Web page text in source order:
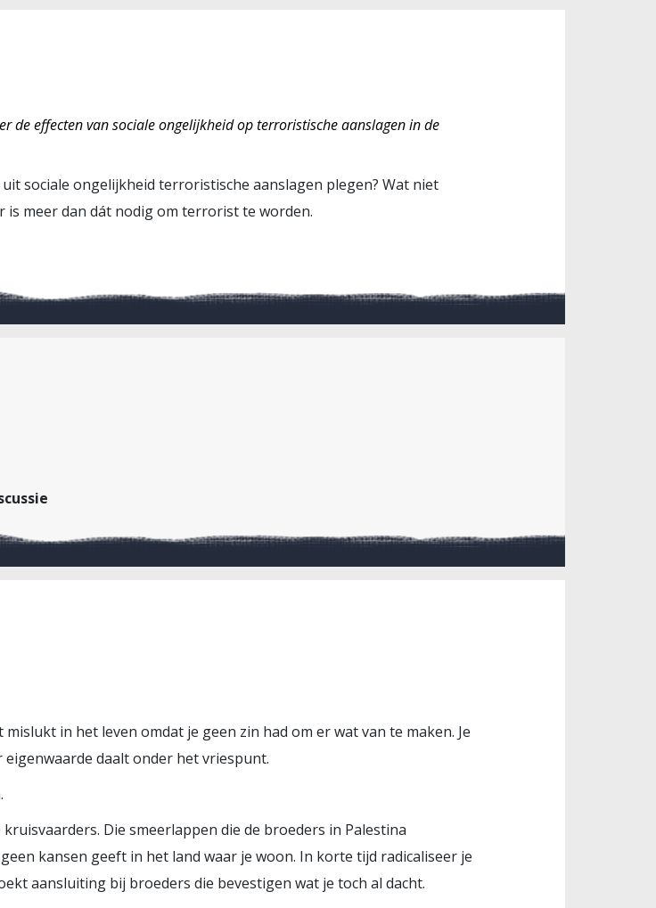
de effecten van sociale ongelijkheid op terroristische aanslagen in de
sociale ongelijkheid terroristische aanslagen plegen? Wat niet
meer dan dát nodig om terrorist te worden.
in het leven omdat je geen zin had om er wat van te maken. Je
daalt onder het vriespunt.
Die smeerlappen die de broeders in Palestina
kansen geeft in het land waar je woon. In korte tijd radicaliseer je
aansluiting bij broeders die bevestigen wat je toch al dacht.